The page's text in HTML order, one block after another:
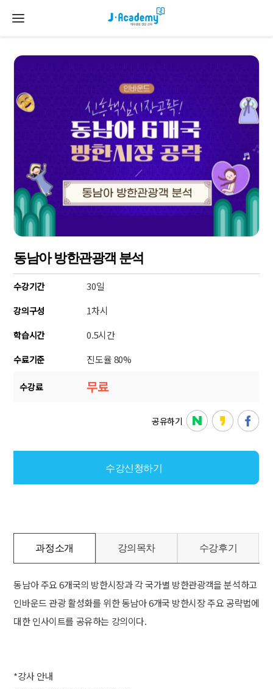
동남아 방한관광객 분석
수강기간 30일
강의구성 1차시
학습시간 0.5시간
수료기준 진도율 80%
수강료 무료
공유하기
수강신청하기
과정소개 강의목차 수강후기
동남아 주요 6개국의 방한시장과 각 국가별 방한관광객을 분석하고
인바운드 관광 활성화를 위한 동남아 6개국 방한시장 주요 공략법에
대한 인사이트를 공유하는 강의이다.
*강사 안내